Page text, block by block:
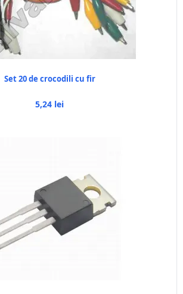
Set 20 de crocodili cu fir
5,24 lei